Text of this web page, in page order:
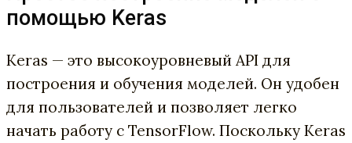
помощью Keras
Keras — это высокоуровневый API для
построения и обучения моделей. Он удобен
для пользователей и позволяет легко
начать работу с TensorFlow. Поскольку Keras